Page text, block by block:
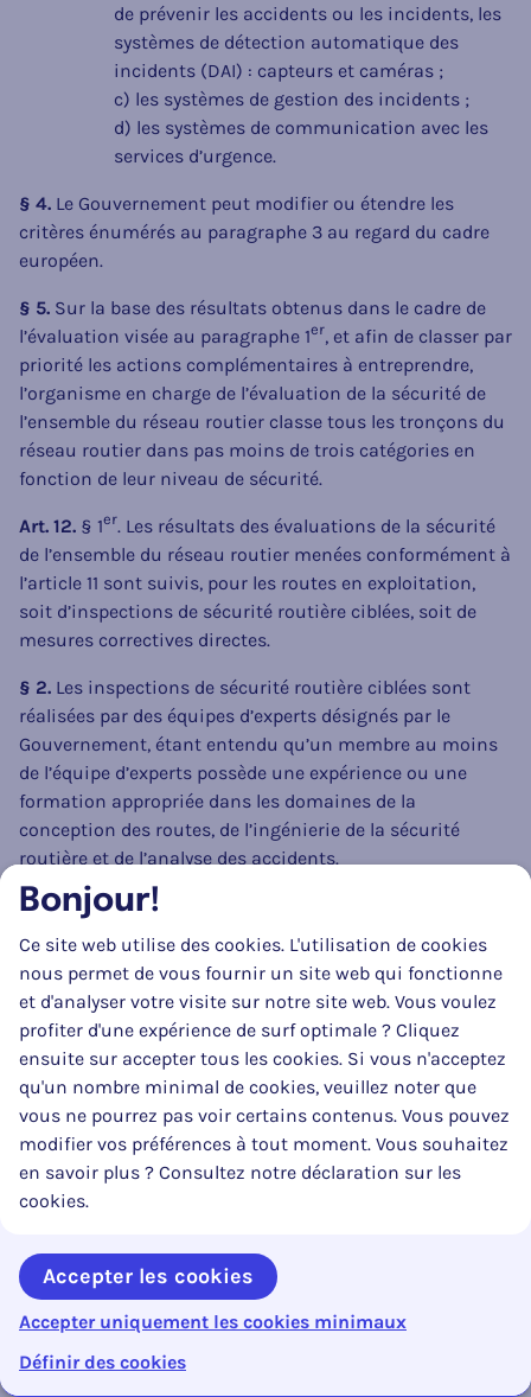
Contenu en cours :
0%
Inhoudsopgave openen
de prévenir les accidents ou les incidents, les
systèmes de détection automatique des
incidents (DAI) : capteurs et caméras ;
c) les systèmes de gestion des incidents ;
d) les systèmes de communication avec les
services d’urgence.
§ 4. Le Gouvernement peut modifier ou étendre les
critères énumérés au paragraphe 3 au regard du cadre
européen.
§ 5. Sur la base des résultats obtenus dans le cadre de
l’évaluation visée au paragraphe 1er, et afin de classer par
priorité les actions complémentaires à entreprendre,
l’organisme en charge de l’évaluation de la sécurité de
l’ensemble du réseau routier classe tous les tronçons du
réseau routier dans pas moins de trois catégories en
fonction de leur niveau de sécurité.
Art. 12. § 1er. Les résultats des évaluations de la sécurité
de l’ensemble du réseau routier menées conformément à
l’article 11 sont suivis, pour les routes en exploitation,
soit d’inspections de sécurité routière ciblées, soit de
mesures correctives directes.
§ 2. Les inspections de sécurité routière ciblées sont
réalisées par des équipes d’experts désignés par le
Gouvernement, étant entendu qu’un membre au moins
de l’équipe d’experts possède une expérience ou une
formation appropriée dans les domaines de la
conception des routes, de l’ingénierie de la sécurité
routière et de l’analyse des accidents.
§ 3.Ces experts peuvent prendre en compte les éléments
indicatifs suivants pour la sécurité routière ciblée :
1° Le tracé de la route et le profil en travers :
a) la visibilité et la distance de visibilité ;
b) la limitation de vitesse et les zones à
vitesse réglementée ;
c) le tracé lisible (« lisibilité » du tracé pour
les usagers de la route) ;
d) les accès aux propriétés et les
d’urgence ;
f) le traitement au niveau des ponts et des
dispositifs d’assainissement ;
(accotements, affaissement de la chaussée,
Bonjour!
Ce site web utilise des cookies. L'utilisation de cookies
nous permet de vous fournir un site web qui fonctionne
et d'analyser votre visite sur notre site web. Vous voulez
profiter d'une expérience de surf optimale ? Cliquez
ensuite sur accepter tous les cookies. Si vous n'acceptez
qu'un nombre minimal de cookies, veuillez noter que
vous ne pourrez pas voir certains contenus. Vous pouvez
modifier vos préférences à tout moment. Vous souhaitez
en savoir plus ? Consultez notre déclaration sur les
cookies.
Accepter les cookies
Accepter uniquement les cookies minimaux
Définir des cookies